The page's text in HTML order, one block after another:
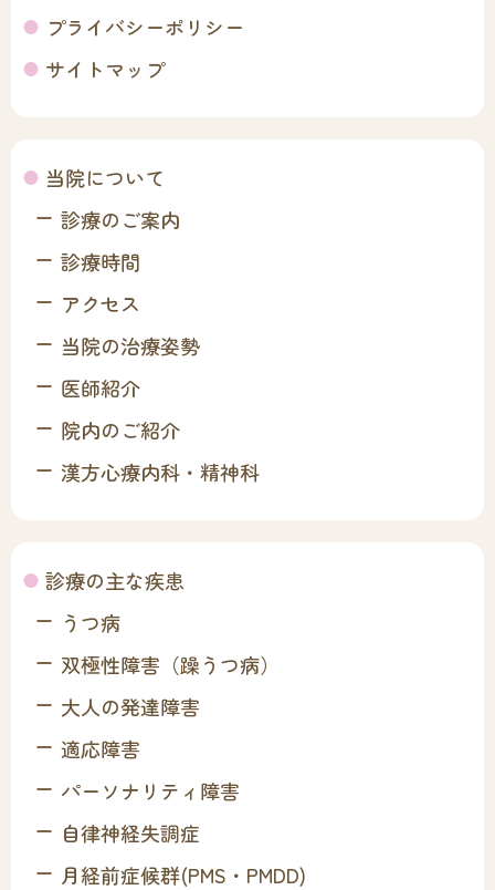
プライバシーポリシー
サイトマップ
当院について
診療のご案内
診療時間
アクセス
当院の治療姿勢
医師紹介
院内のご紹介
漢方心療内科・精神科
診療の主な疾患
うつ病
双極性障害（躁うつ病）
大人の発達障害
適応障害
パーソナリティ障害
自律神経失調症
月経前症候群(PMS・PMDD)